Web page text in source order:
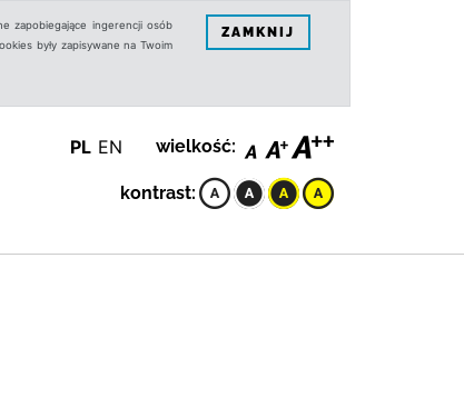
zapobiegające ingerencji osób
były zapisywane na Twoim
ZAMKNIJ
PL EN wielkość:
kontrast: